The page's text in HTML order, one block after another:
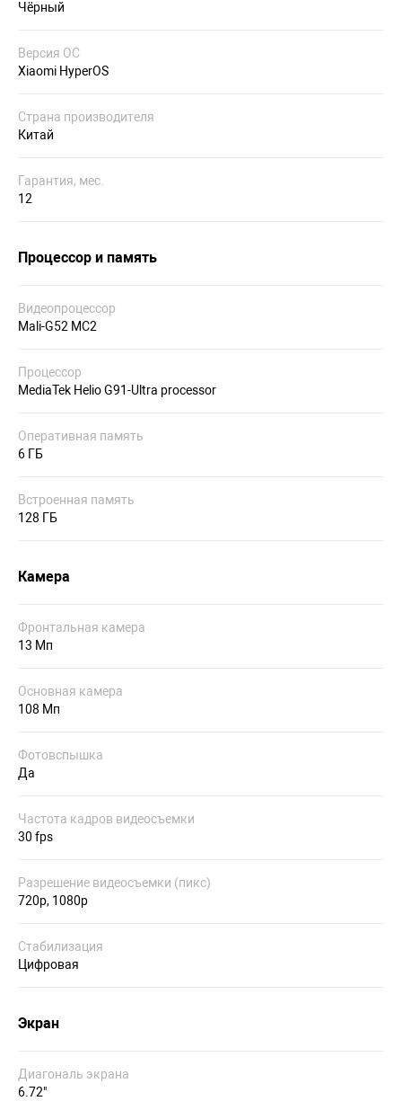
Чёрный
Версия ОС
Xiaomi HyperOS
Страна производителя
Китай
Гарантия, мес.
12
Процессор и память
Видеопроцессор
Mali-G52 MC2
Процессор
MediaTek Helio G91-Ultra processor
Оперативная память
6 ГБ
Встроенная память
128 ГБ
Камера
Фронтальная камера
13 Мп
Основная камера
108 Мп
Фотовспышка
Да
Частота кадров видеосъемки
30 fps
Разрешение видеосъемки (пикс)
720p, 1080p
Стабилизация
Цифровая
Экран
Диагональ экрана
6.72"